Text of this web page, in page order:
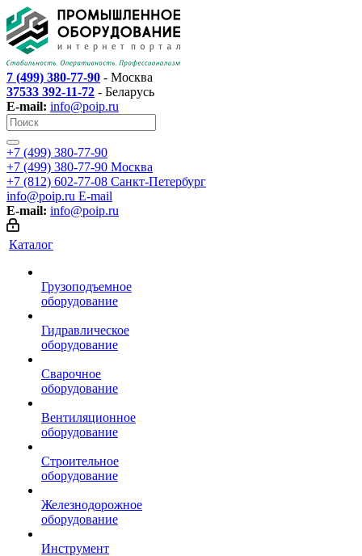
7 (499) 380-77-90 - Москва
37533 392-11-72 - Беларусь
E-mail: info@poip.ru
+7 (499) 380-77-90
+7 (499) 380-77-90 Москва
+7 (812) 602-77-08 Санкт-Петербург
info@poip.ru E-mail
E-mail: info@poip.ru
Каталог
Грузоподъемное
оборудование
Гидравлическое
оборудование
Сварочное
оборудование
Вентиляционное
оборудование
Строительное
оборудование
Железнодорожное
оборудование
Инструмент